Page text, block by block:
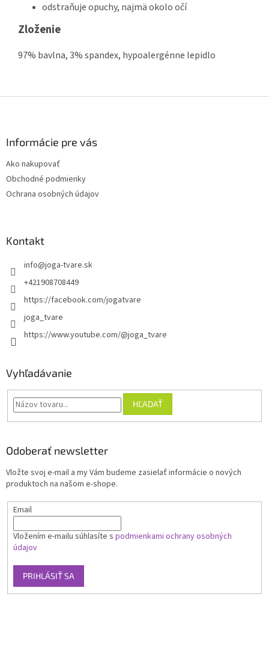
odstraňuje opuchy, najmä okolo očí
Zloženie
97% bavlna, 3% spandex, hypoalergénne lepidlo
Informácie pre vás
Ako nakupovať
Obchodné podmienky
Ochrana osobných údajov
Kontakt
info@joga-tvare.sk
+421908708449
https://facebook.com/jogatvare
joga_tvare
https://www.youtube.com/@joga_tvare
Vyhľadávanie
HĽADAŤ
Odoberať newsletter
Vložte svoj e-mail a my Vám budeme zasielať informácie o nových
produktoch na našom e-shope.
Email
Vložením e-mailu súhlasíte s podmienkami ochrany osobných
údajov
PRIHLÁSIŤ SA